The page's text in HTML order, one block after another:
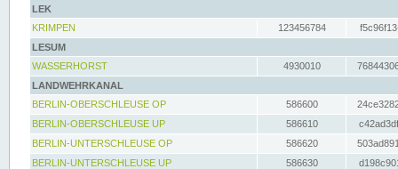
LEK
KRIMPEN
123456784
LESUM
WASSERHORST
4930010
LANDWEHRKANAL
BERLIN-OBERSCHLEUSE OP
586600
BERLIN-OBERSCHLEUSE UP
586610
BERLIN-UNTERSCHLEUSE OP
586620
BERLIN-UNTERSCHLEUSE UP
586630